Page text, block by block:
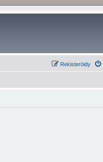
Rekisteröidy